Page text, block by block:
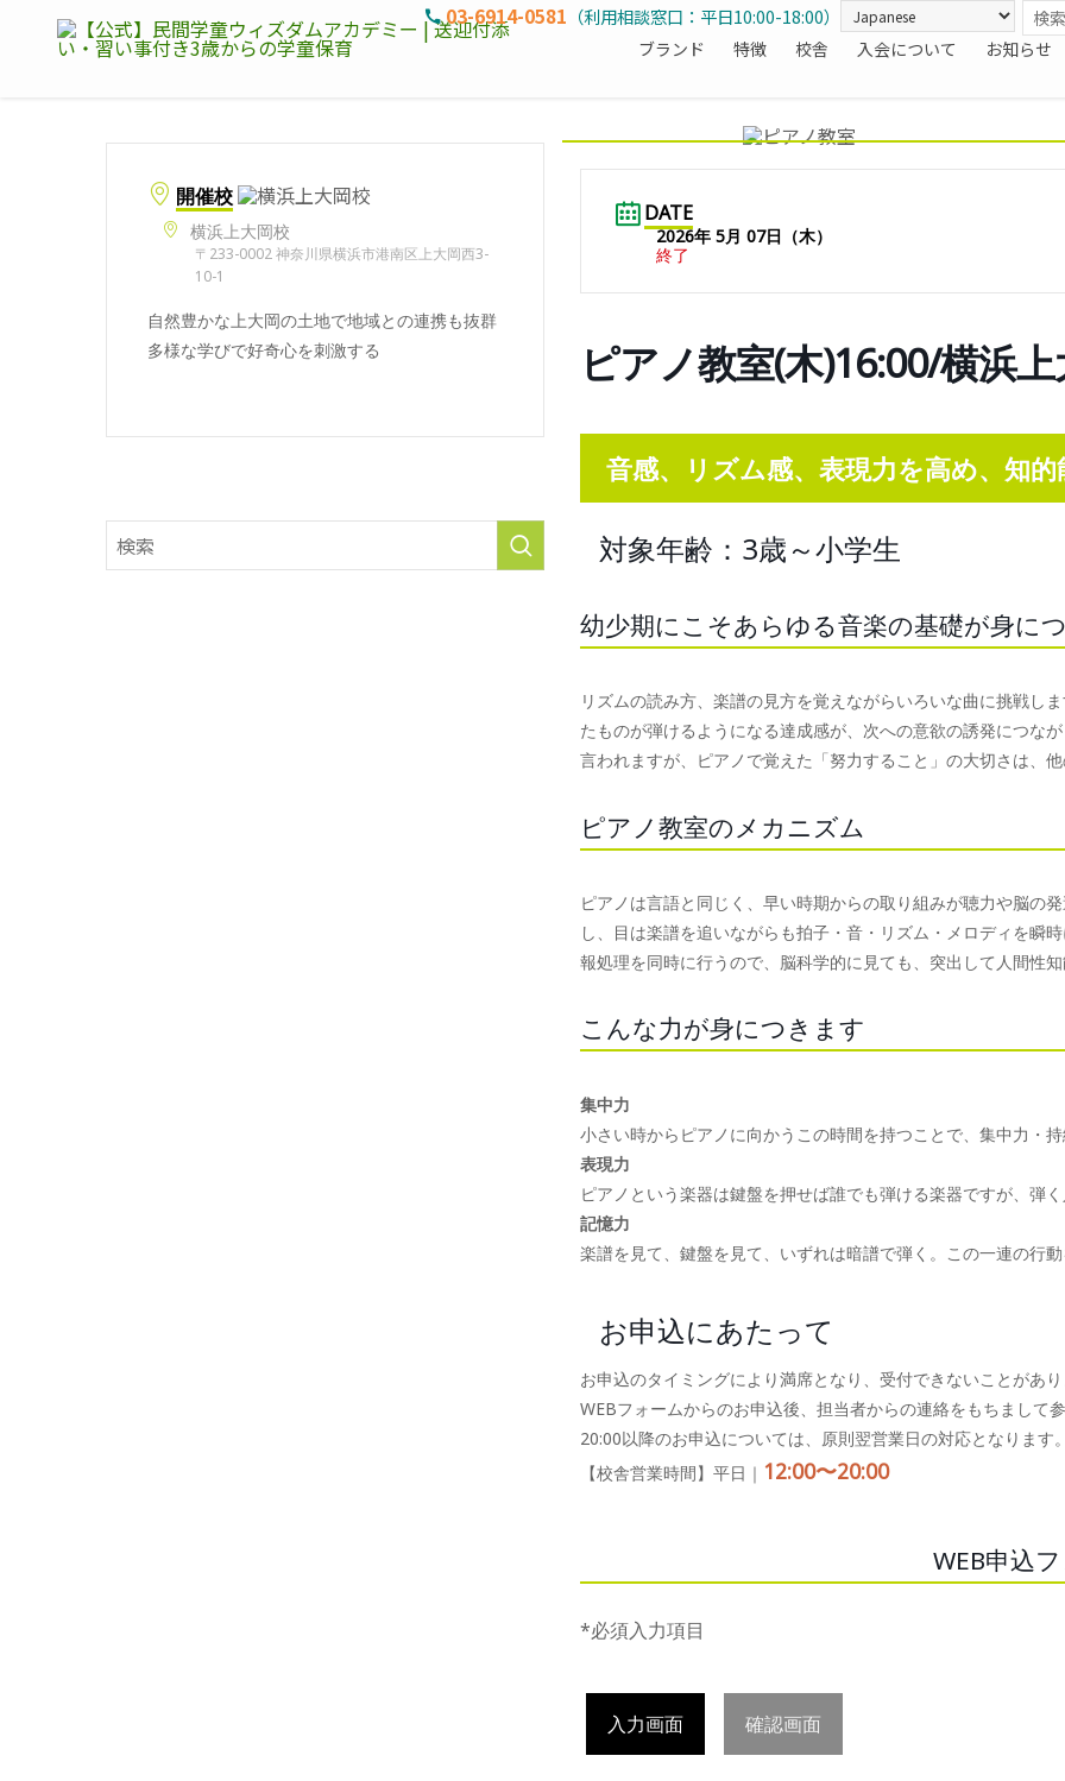
ブランド 特徴 校舎 入会について お知らせ
03-6914-0581 （利用相談窓口：平日10:00-18:00）
開催校
横浜上大岡校
〒233-0002 神奈川県横浜市港南区上大岡西3-
10-1
自然豊かな上大岡の土地で地域との連携も抜群
多様な学びで好奇心を刺激する
DATE
2026年 5月 07日（木）
終了
ピアノ教室(木)16:00/横浜
音感、リズム感、表現力を高め、知
対象年齢：3歳～小学生
幼少期にこそあらゆる音楽の基礎が身につ
リズムの読み方、楽譜の見方を覚えながらいろいな曲に挑戦し
たものが弾けるようになる達成感が、次への意欲の誘発につな
言われますが、ピアノで覚えた「努力すること」の大切さは、
ピアノ教室のメカニズム
ピアノは言語と同じく、早い時期からの取り組みが聴力や脳の
し、目は楽譜を追いながらも拍子・音・リズム・メロディを瞬
報処理を同時に行うので、脳科学的に見ても、突出して人間性
こんな力が身につきます
集中力
小さい時からピアノに向かうこの時間を持つことで、集中力・持
表現力
ピアノという楽器は鍵盤を押せば誰でも弾ける楽器ですが、弾
記憶力
楽譜を見て、鍵盤を見て、いずれは暗譜で弾く。この一連の行
お申込にあたって
お申込のタイミングにより満席となり、受付できないことがあ
WEBフォームからのお申込後、担当者からの連絡をもちまして参
20:00以降のお申込については、原則翌営業日の対応となります。
【校舎営業時間】平日｜ 12:00〜20:00
WEB申込
*必須入力項目
入力画面 確認画面